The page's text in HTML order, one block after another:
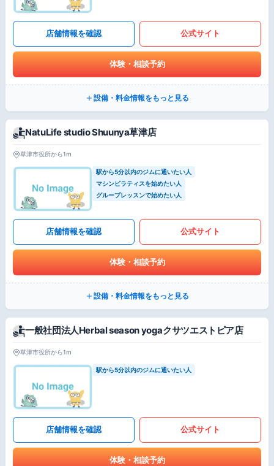
店舗情報を確認 公式サイト
体験・相談予約
設備・料金情報をもっと見る
NatuLife studio Shuunya草津店
草津市役所から1m
駅から5分以内のジムに通いたい人
マシンピラティスを始めたい人
グループレッスンで始めたい人
店舗情報を確認 公式サイト
体験・相談予約
設備・料金情報をもっと見る
一般社団法人Herbal season yogaクサツエストピア店
草津市役所から1m
駅から5分以内のジムに通いたい人
店舗情報を確認 公式サイト
体験・相談予約